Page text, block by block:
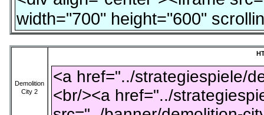
Demolition
City 2